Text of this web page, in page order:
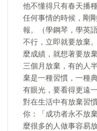
他不懂得只有春天播
任何事情的時候，剛
報。（學鋼琴，學英
不行，立即就要放棄
麼成績，就想著要放
三個月放棄，有的人
棄是一種習慣，一種
有眼光，要看得更遠
對在生活中有放棄習
你：「成功者永不放
麼很多的人做事容易